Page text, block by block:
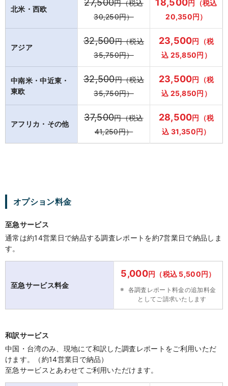
北米・西欧
27,500円（税込
30,250円）
18,500円（税込
20,350円）
アジア
32,500円（税込
35,750円）
23,500円（税
込 25,850円）
中南米・中近東・
東欧
32,500円（税込
35,750円）
23,500円（税
込 25,850円）
アフリカ・その他
37,500円（税込
41,250円）
28,500円（税
込 31,350円）
オプション料金
至急サービス
通常は約14営業日で納品する調査レポートを約7営業日で納品しま
す。
至急サービス料金
5,000円（税込 5,500円）
各調査レポート料金の追加料金
としてご請求いたします
和訳サービス
中国・台湾のみ、現地にて和訳した調査レポートをご利用いただ
けます。（約14営業日で納品）
至急サービスとあわせてご利用いただけます。